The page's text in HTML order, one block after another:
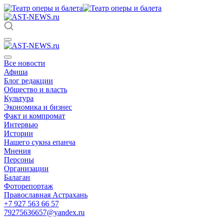
Все новости
Афиша
Блог редакции
Общество и власть
Культура
Экономика и бизнес
Факт и компромат
Интервью
Истории
Нашего сукна епанча
Мнения
Персоны
Организации
Балаган
Фоторепортаж
Православная Астрахань
+7 927 563 66 57
79275636657@yandex.ru